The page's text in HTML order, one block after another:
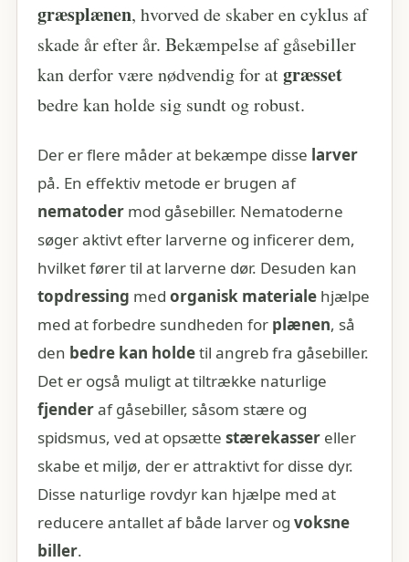
græsplænen, hvorved de skaber en cyklus af
skade år efter år. Bekæmpelse af gåsebiller
kan derfor være nødvendig for atgræsset
bedre kan holde sig sundt og robust.
Der er flere måder at bekæmpe disse larver
på. En effektiv metode er brugen af
nematodermod gåsebiller. Nematoderne
søger aktivt efter larverne og inficerer dem,
hvilket fører til at larverne dør. Desuden kan
topdressing med organisk materialehjælpe
med at forbedre sundheden for plænen, så
den bedre kan holdetil angreb fra gåsebiller.
Det er også muligt at tiltrække naturlige
fjenderaf gåsebiller, såsom stære og
spidsmus, ved at opsætte stærekassereller
skabe et miljø, der er attraktivt for disse dyr.
Disse naturlige rovdyr kan hjælpe med at
reducere antallet af både larver og voksne
biller.